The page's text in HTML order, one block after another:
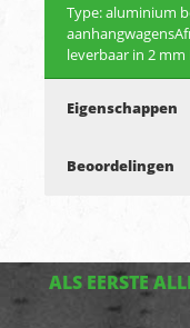
Type: aluminium
leverbaar in 2
Eigenschappen
Beoordelingen
ALS EERSTE